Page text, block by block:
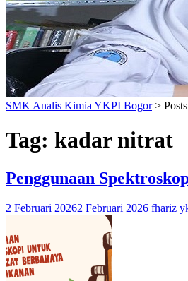
SMK Analis Kimia YKPI Bogor>
Tag: kadar nitrat
Penggunaan
2 Februari 20262 Februari 2026 fhariz